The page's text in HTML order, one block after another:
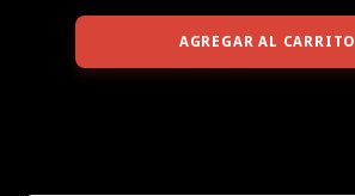
AGREGAR AL CARRITO